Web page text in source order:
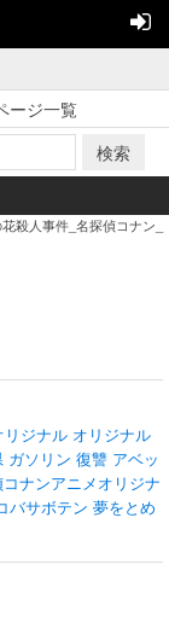
ージ一覧
検索
殺人事件_名探偵コナン_
リジナル オリジナル
ガソリン 復讐 アベッ
ナンアニメオリジナ
バサボテン 夢をとめ